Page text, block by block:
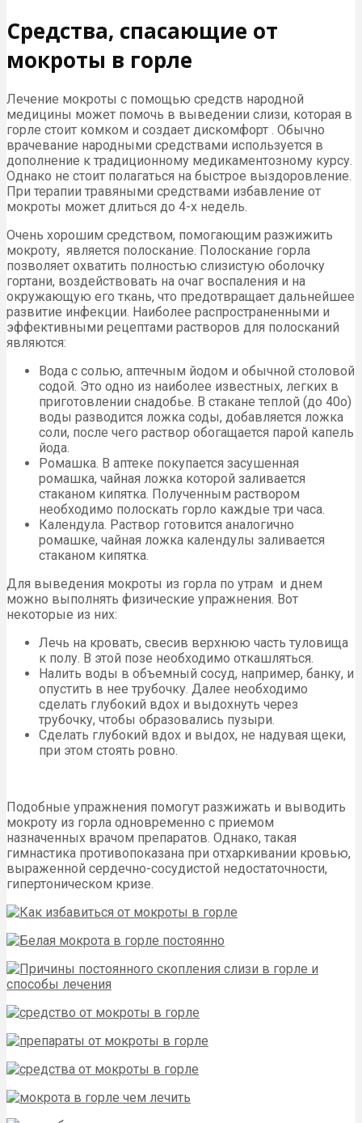
Средства, спасающие от
мокроты в горле
Лечение мокроты с помощью средств народной
медицины может помочь в выведении слизи, которая в
горле стоит комком и создает дискомфорт . Обычно
врачевание народными средствами используется в
дополнение к традиционному медикаментозному курсу.
Однако не стоит полагаться на быстрое выздоровление.
При терапии травяными средствами избавление от
мокроты может длиться до 4-х недель.
Очень хорошим средством, помогающим разжижить
мокроту, является полоскание. Полоскание горла
позволяет охватить полностью слизистую оболочку
гортани, воздействовать на очаг воспаления и на
окружающую его ткань, что предотвращает дальнейшее
развитие инфекции. Наиболее распространенными и
эффективными рецептами растворов для полосканий
являются:
Вода с солью, аптечным йодом и обычной столовой
содой. Это одно из наиболее известных, легких в
приготовлении снадобье. В стакане теплой (до 40о)
воды разводится ложка соды, добавляется ложка
соли, после чего раствор обогащается парой капель
йода.
Ромашка. В аптеке покупается засушенная
ромашка, чайная ложка которой заливается
стаканом кипятка. Полученным раствором
необходимо полоскать горло каждые три часа.
Календула. Раствор готовится аналогично
ромашке, чайная ложка календулы заливается
стаканом кипятка.
Для выведения мокроты из горла по утрам и днем
можно выполнять физические упражнения. Вот
некоторые из них:
Лечь на кровать, свесив верхнюю часть туловища
к полу. В этой позе необходимо откашляться.
Налить воды в объемный сосуд, например, банку, и
опустить в нее трубочку. Далее необходимо
сделать глубокий вдох и выдохнуть через
трубочку, чтобы образовались пузыри.
Сделать глубокий вдох и выдох, не надувая щеки,
при этом стоять ровно.
Подобные упражнения помогут разжижать и выводить
мокроту из горла одновременно с приемом
назначенных врачом препаратов. Однако, такая
гимнастика противопоказана при отхаркивании кровью,
выраженной сердечно-сосудистой недостаточности,
гипертоническом кризе.